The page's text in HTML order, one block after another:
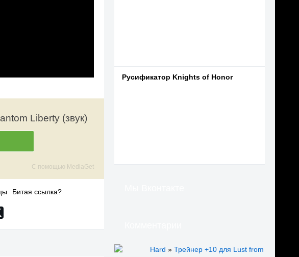
Liberty (звук)
С помощью MediaGet
Битая ссылка?
Русификатор Knights of Honor
Hard » Трейнер +10 для Lust from